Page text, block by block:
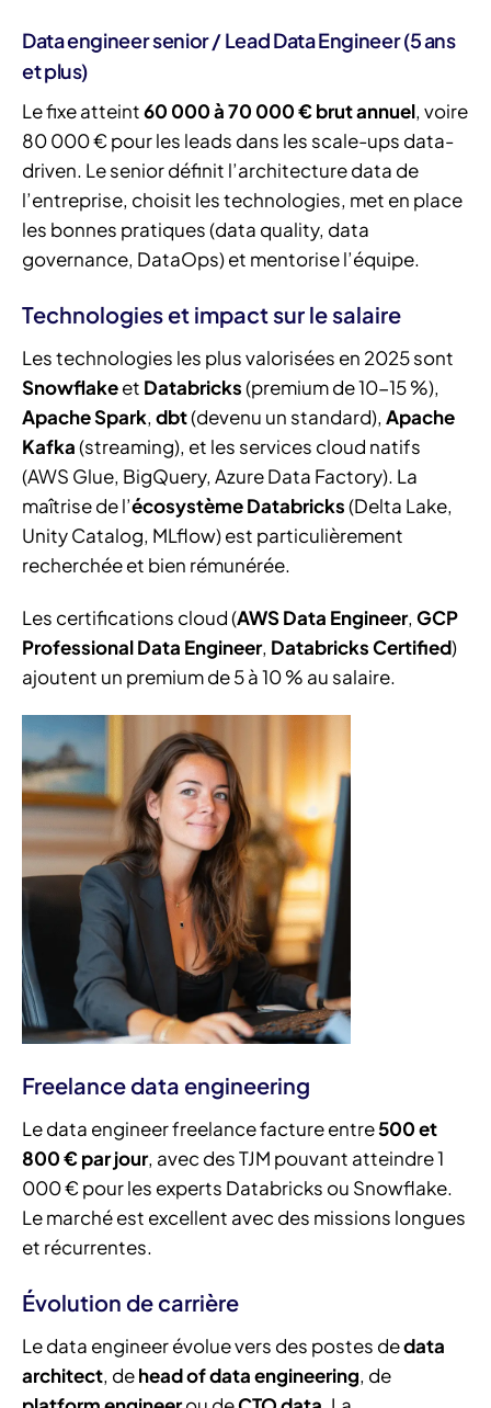
Data engineer senior / Lead Data Engineer (5 ans
et plus)
Le fixe atteint60 000 à 70 000 € brut annuel, voire
80 000 € pour les leads dans les scale-ups data-
driven. Le senior définit l’architecture data de
l’entreprise, choisit les technologies, met en place
les bonnes pratiques (data quality, data
governance, DataOps) et mentorise l’équipe.
Technologies et impact sur le salaire
Les technologies les plus valorisées en 2025 sont
Snowflakeet Databricks(premium de 10-15 %),
Apache Spark, dbt(devenu un standard), Apache
Kafka(streaming), et les services cloud natifs
(AWS Glue, BigQuery, Azure Data Factory). La
maîtrise de l’écosystème Databricks(Delta Lake,
Unity Catalog, MLflow) est particulièrement
recherchée et bien rémunérée.
Les certifications cloud (AWS Data Engineer, GCP
Professional Data Engineer, Databricks Certified)
ajoutent un premium de 5 à 10 % au salaire.
Freelance data engineering
Le data engineer freelance facture entre500 et
800 € par jour, avec des TJM pouvant atteindre 1
000 € pour les experts Databricks ou Snowflake.
Le marché est excellent avec des missions longues
et récurrentes.
Évolution de carrière
Le data engineer évolue vers des postes dedata
architect, dehead of data engineering, de